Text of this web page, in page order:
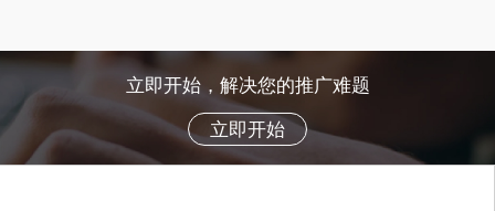
立即开始，解决您的推广难题
立即开始